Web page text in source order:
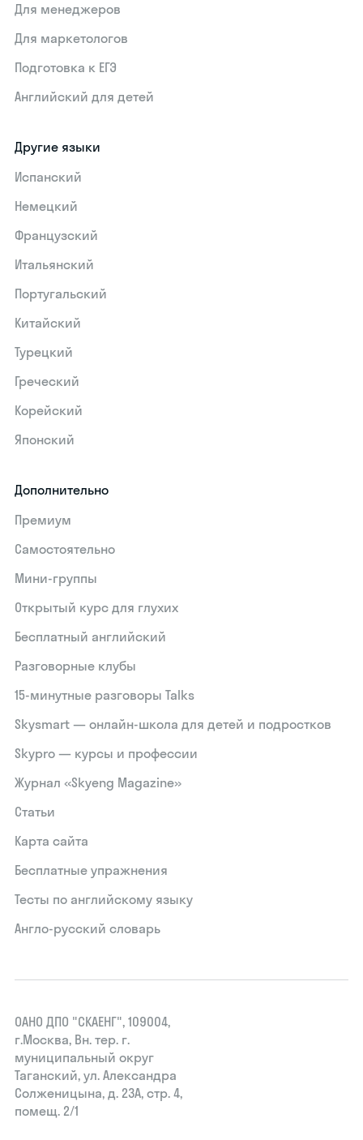
Для менеджеров
Для маркетологов
Подготовка к ЕГЭ
Английский для детей
Другие языки
Испанский
Немецкий
Французский
Итальянский
Португальский
Китайский
Турецкий
Греческий
Корейский
Японский
Дополнительно
Премиум
Самостоятельно
Мини-группы
Открытый курс для глухих
Бесплатный английский
Разговорные клубы
15‑минутные разговоры Talks
Skysmart — онлайн-школа для детей и подростков
Skypro — курсы и профессии
Журнал «Skyeng Magazine»
Статьи
Карта сайта
Бесплатные упражнения
Тесты по английскому языку
Англо-русский словарь
ОАНО ДПО "СКАЕНГ", 109004,
г.Москва, Вн. тер. г.
муниципальный округ
Таганский, ул. Александра
Солженицына, д. 23А, стр. 4,
помещ. 2/1